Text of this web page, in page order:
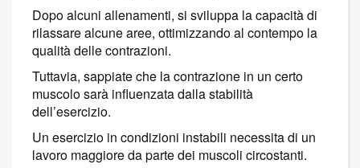
Dopo alcuni allenamenti, si sviluppa la capacità di
rilassare alcune aree, ottimizzando al contempo la
qualità delle contrazioni.
Tuttavia, sappiate che la contrazione in un certo
muscolo sarà influenzata dalla stabilità
dell’esercizio.
Un esercizio in condizioni instabili necessita di un
lavoro maggiore da parte dei muscoli circostanti.